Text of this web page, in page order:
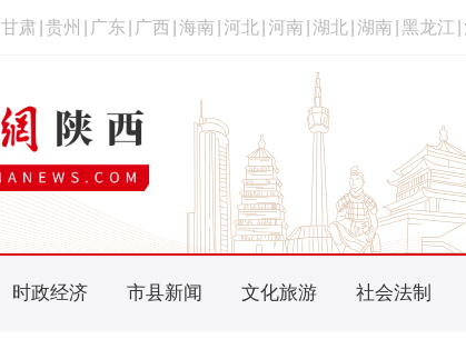
甘肃 贵州 广东 广西 海南 河北 河南 湖北 湖南 黑龙江
时政经济 市县新闻 文化旅游 社会法制